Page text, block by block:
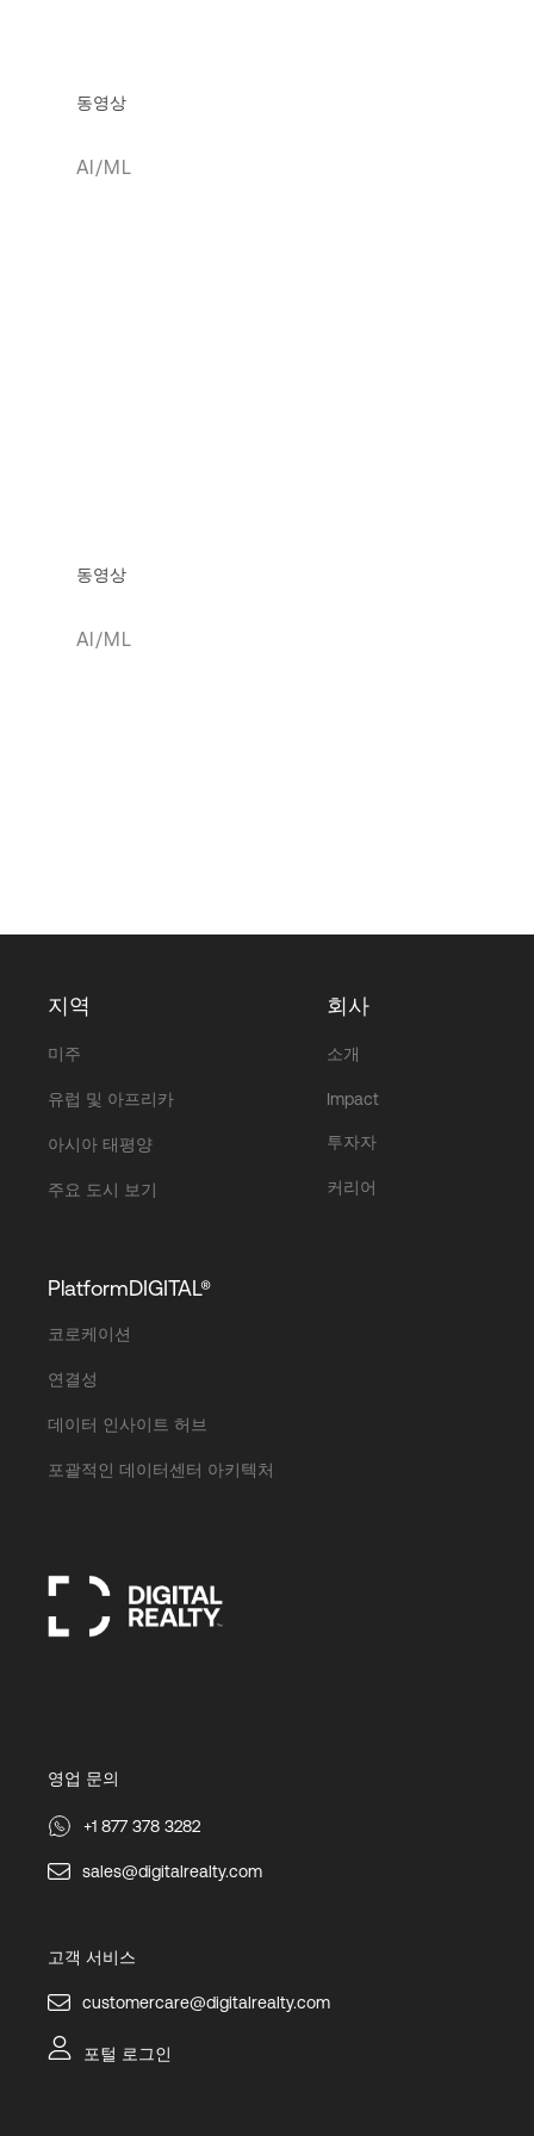
동영상
AI/ML
동영상
AI/ML
지역
미주
유럽 및 아프리카
아시아 태평양
주요 도시 보기
회사
소개
Impact
투자자
커리어
PlatformDIGITAL®
코로케이션
연결성
데이터 인사이트 허브
포괄적인 데이터센터 아키텍처
영업 문의
+1 877 378 3282
sales@digitalrealty.com
고객 서비스
customercare@digitalrealty.com
포털 로그인